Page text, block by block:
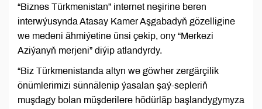
“Biznes Türkmenistan” internet neşirine beren
interwýusynda Atasay Kamer Aşgabadyň gözelligine
we medeni ähmiýetine ünsi çekip, ony “Merkezi
Aziýanyň merjeni” diýip atlandyrdy.
“Biz Türkmenistanda altyn we göwher zergärçilik
önümlerimizi sünnälenip ýasalan şaý-sepleriň
muşdagy bolan müşderilere hödürläp başlandygymyza